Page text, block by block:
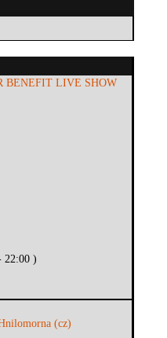
BENEFIT LIVE SHOW
22:00 )
(cz)